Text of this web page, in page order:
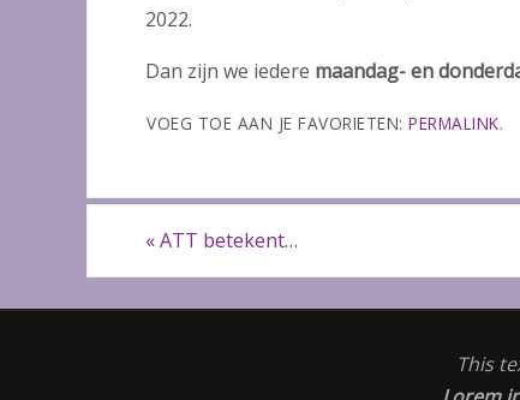
2022.
Dan zijn we iedere maandag- en
VOEG TOE AAN JE FAVORIETEN: PERMALINK.
«ATT betekent…
This